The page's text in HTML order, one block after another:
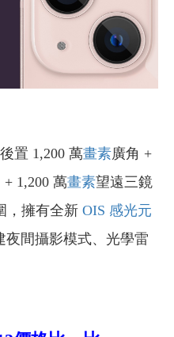
後置 1,200 萬畫素廣角 +
+ 1,200 萬畫素望遠三鏡
，擁有全新 OIS 感光元
間攝影模式、光學雷